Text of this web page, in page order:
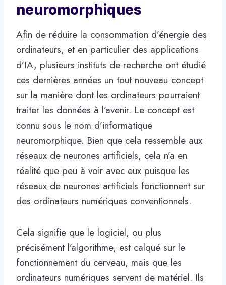
neuromorphiques
Afin de réduire la consommation d’énergie des
ordinateurs, et en particulier des applications
d’IA, plusieurs instituts de recherche ont étudié
ces dernières années un tout nouveau concept
sur la manière dont les ordinateurs pourraient
traiter les données à l’avenir. Le concept est
connu sous le nom d’informatique
neuromorphique. Bien que cela ressemble aux
réseaux de neurones artificiels, cela n’a en
réalité que peu à voir avec eux puisque les
réseaux de neurones artificiels fonctionnent sur
des ordinateurs numériques conventionnels.
Cela signifie que le logiciel, ou plus
précisément l’algorithme, est calqué sur le
fonctionnement du cerveau, mais que les
ordinateurs numériques servent de matériel. Ils